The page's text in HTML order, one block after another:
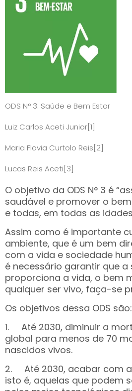
ODS N° 3: Saúde e Bem Estar
Luiz Carlos Aceti Junior[1]
Maria Flavia Curtolo Reis[2]
Lucas Reis Aceti[3]
O objetivo da ODS N° 3 é
saudável e promover o
e todas, em todas as
Assim como é importante
ambiente, que é um bem
com a vida e sociedade
é necessário garantir que a
proporciona a vida, o bem
qualquer ser vivo, faça-se
Os objetivos dessa ODS são:
1. Até 2030, diminuir a
global para menos de 70
nascidos vivos.
2. Até 2030, acabar com
isto é, aquelas que podem